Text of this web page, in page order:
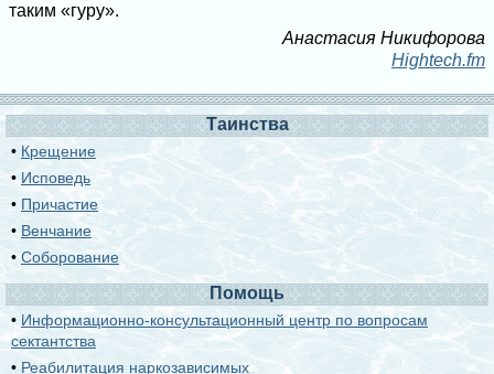
таким «гуру».
Анастасия Никифорова
Hightech.fm
Таинства
• Крещение
• Исповедь
• Причастие
• Венчание
•Соборование
Помощь
• Информационно-консультационный центр по вопросам
сектантства
• Реабилитация наркозависимых